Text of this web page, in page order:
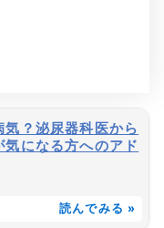
？泌尿器科医から
気になる方へのアド
読んでみる »